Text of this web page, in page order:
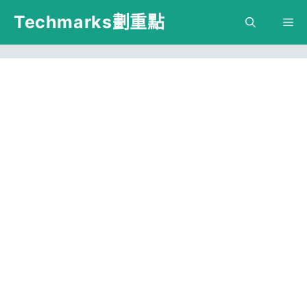
跳
主
Techmarks劃重點